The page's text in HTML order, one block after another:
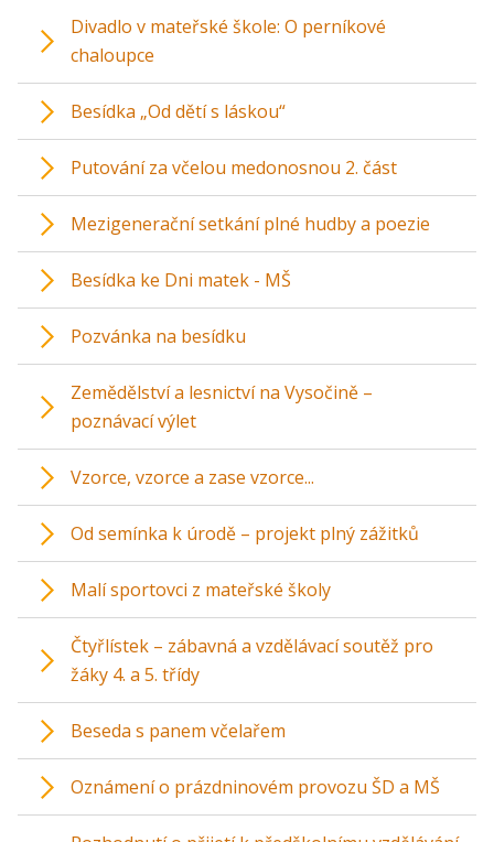
Divadlo v mateřské škole: O perníkové
chaloupce
Besídka „Od dětí s láskou“
Putování za včelou medonosnou 2. část
Mezigenerační setkání plné hudby a poezie
Besídka ke Dni matek - MŠ
Pozvánka na besídku
Zemědělství a lesnictví na Vysočině –
poznávací výlet
Vzorce, vzorce a zase vzorce...
Od semínka k úrodě – projekt plný zážitků
Malí sportovci z mateřské školy
Čtyřlístek – zábavná a vzdělávací soutěž pro
žáky 4. a 5. třídy
Beseda s panem včelařem
Oznámení o prázdninovém provozu ŠD a MŠ